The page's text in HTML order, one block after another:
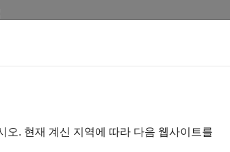
정
오. 현재 계신 지역에 따라 다음 웹사이트를